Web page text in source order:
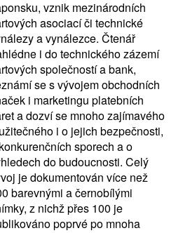
vznik mezinárodních
asociací či technické
a vynálezce. Čtenář
i do technického zázemí
společností a bank,
se s vývojem obchodních
i marketingu platebních
a dozví se mnoho zajímavého
i o jejich bezpečnosti,
sporech a o
do budoucnosti. Celý
je dokumentován více než
barevnými a černobílými
z nichž přes 100 je
poprvé po mnoha